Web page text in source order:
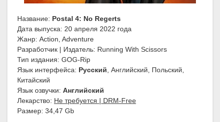
Название: Postal 4: No Regerts
Дата выпуска: 20 апреля 2022 года
Жанр: Action, Adventure
Разработчик | Издатель: Running With Scissors
Тип издания: GOG-Rip
Язык интерфейса: Русский, Английский, Польский,
Китайский
Язык озвучки: Английский
Лекарство: Не требуется | DRM-Free
Размер: 34,47 Gb